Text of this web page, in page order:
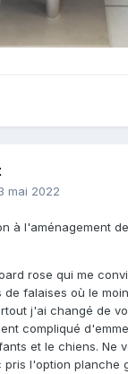
mai 2022
à l'aménagement
rose qui me
de falaises où le
j'ai changé de
compliqué
et le chiens. Ne
l'option planche